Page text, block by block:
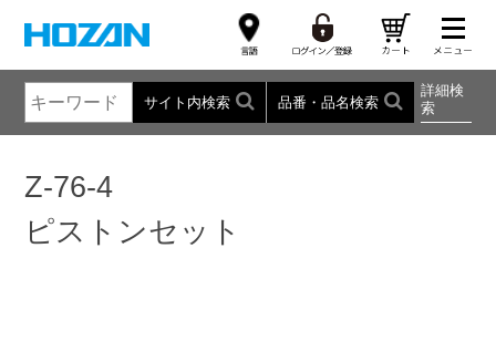
サイト内検索 品番・品名検索
詳細検
索
Z-76-4
ピストンセット